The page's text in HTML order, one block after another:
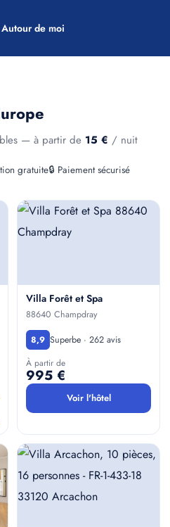
Autour de moi
— à partir de 15 € / nuit
gratuite🔒 Paiement sécurisé
Villa Forêt et Spa
88640 Champdray
8,9 Superbe · 262 avis
À partir de
995 €
Voir l'hôtel